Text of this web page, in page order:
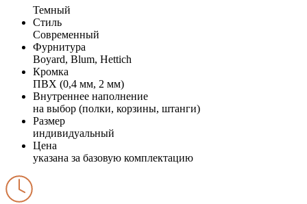
Темный
Стиль
Современный
Фурнитура
Boyard, Blum, Hettich
Кромка
ПВХ (0,4 мм, 2 мм)
Внутреннее наполнение
на выбор (полки, корзины, штанги)
Размер
индивидуальный
Цена
указана за базовую комплектацию